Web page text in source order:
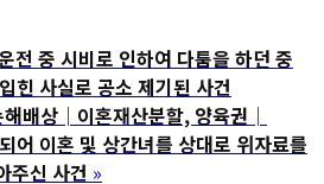
중 시비로 인하여 다툼을 하던 중
힌 사실로 공소 제기된 사건
배상│이혼재산분할, 양육권│
어 이혼 및 상간녀를 상대로 위자료를
주신 사건 »